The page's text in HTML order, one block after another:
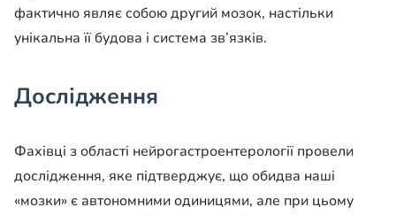
фактично являє собою другий мозок, настільки
унікальна її будова і система зв’язків.
Дослідження
Фахівці з області нейрогастроентерології провели
дослідження, яке підтверджує, що обидва наші
«мозки» є автономними одиницями, але при цьому